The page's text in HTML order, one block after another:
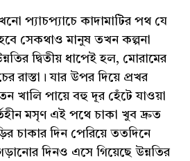
প্যাচপ্যাচে কাদামাটির পথ যে
সেকথাও মানুষ তখন কল্পনা
দ্বিতীয় ধাপেই হল, মোরামের
রাস্তা। যার উপর দিয়ে প্রখর
খালি পায়ে বহু দূর হেঁটে যাওয়া
মসৃণ এই পথে চাকা খুব দ্রুত
চাকার দিন পেরিয়ে ততদিনে
দিনও এসে গিয়েছে উন্নতির